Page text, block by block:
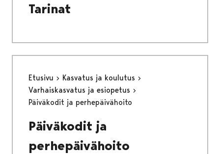
Tarinat
Etusivu
Kasvatus ja koulutus
Varhaiskasvatus ja esiopetus
Päiväkodit ja perhepäivähoito
Päiväkodit ja
perhepäivähoito